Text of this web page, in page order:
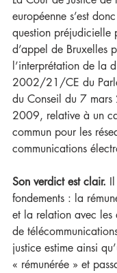
européenne s’est
question préjudicielle
d’appel de Bruxelles
l’interprétation de la
2002/21/CE du
du Conseil du 7
2009, relative à un
commun pour les
communications
Son verdict est clair.
fondements : la
et la relation avec les
de
justice estime ainsi
« rémunérée » et